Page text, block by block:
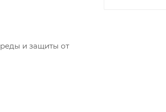
и защиты от